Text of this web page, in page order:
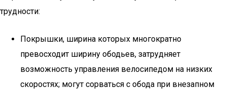
трудности:
Покрышки, ширина которых многократно
превосходит ширину ободьев, затрудняет
возможность управления велосипедом на низких
скоростях; могут сорваться с обода при внезапном